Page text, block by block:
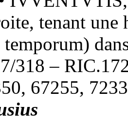
tenant une
318 –
67255,